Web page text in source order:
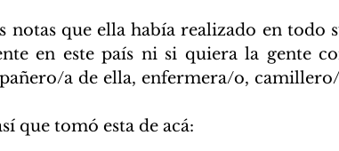
en este país ni si quiera la gente
a de ella, enfermera/o,
que tomó esta de acá: